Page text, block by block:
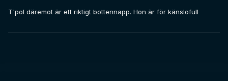
T'pol däremot är ett riktigt bottennapp. Hon är för känslofull